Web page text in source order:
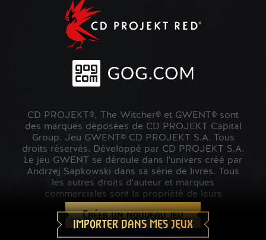
Créer un nouveau jeu
IMPORTER DANS MES JEUX
CD PROJEKT®, The Witcher® et GWENT® sont
des marques déposées de CD PROJEKT Capital
Group. Jeu GWENT© CD PROJEKT S.A. Tous
droits réservés. Développé par CD PROJEKT S.A.
Le jeu GWENT se déroule dans l'univers créé par
Andrzej Sapkowski dans sa série de livres. Tous
les autres droits d'auteur et marques
commerciales sont la propriété de leurs
propriétaires respectifs.